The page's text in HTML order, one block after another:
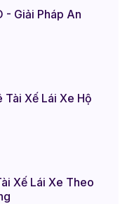
- Giải Pháp An
Tài Xế Lái Xe Hộ
Xế Lái Xe Theo